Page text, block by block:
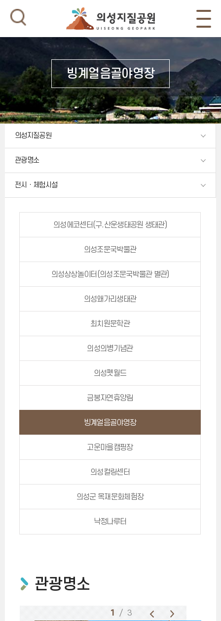
빙계얼음골야영장
의성지질공원
관광명소
전시ㆍ체험시설
의성에코센터(구.산운생태공원 생태관)
의성조문국박물관
의성상상놀이터(의성조문국박물관 별관)
의성왜가리생태관
최치원문학관
의성의병기념관
의성펫월드
금봉자연휴양림
빙계얼음골야영장
고운마을캠핑장
의성컬링센터
의성군 목재문화체험장
낙정나루터
관광명소
1 / 3